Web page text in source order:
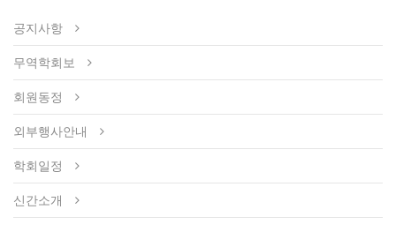
공지사항
무역학회보
회원동정
외부행사안내
학회일정
신간소개